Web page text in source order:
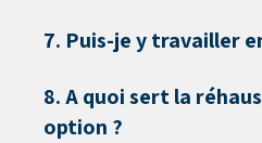
7. Puis-je y travailler
8. A quoi sert la
option ?